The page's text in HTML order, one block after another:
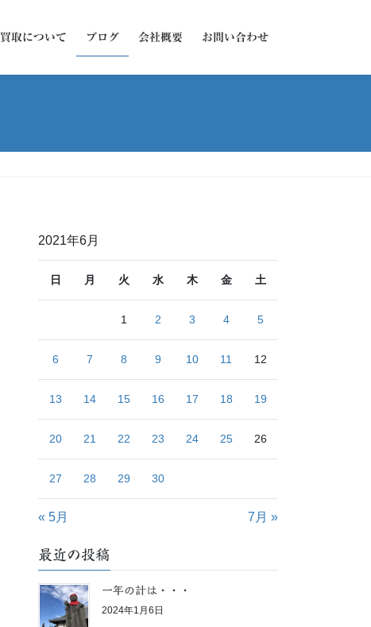
買取について ブログ 会社概要 お問い合わせ
2021年6月
日 月 火 水 木 金 土
1 2 3 4 5
6 7 8 9 10 11 12
13 14 15 16 17 18 19
20 21 22 23 24 25 26
27 28 29 30
« 5月 7月 »
最近の投稿
一年の計は・・・
2024年1月6日